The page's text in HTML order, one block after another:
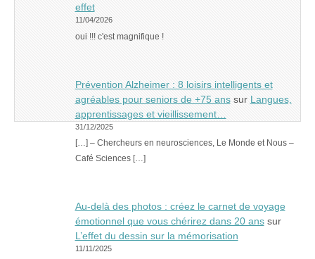
effet
11/04/2026
oui !!! c'est magnifique !
Prévention Alzheimer : 8 loisirs intelligents et
agréables pour seniors de +75 anssur Langues,
apprentissages et vieillissement…
31/12/2025
[…] – Chercheurs en neurosciences, Le Monde et Nous –
Café Sciences […]
Au-delà des photos : créez le carnet de voyage
émotionnel que vous chérirez dans 20 anssur
L’effet du dessin sur la mémorisation
11/11/2025